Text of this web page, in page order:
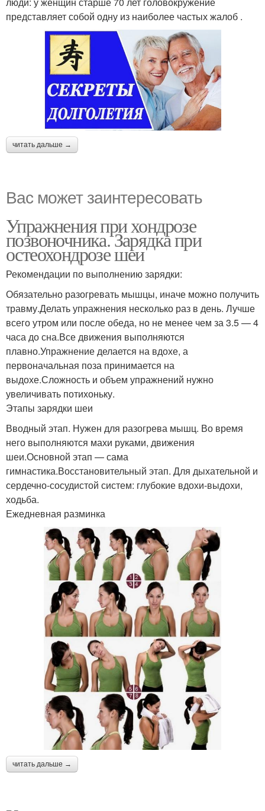
представляет собой одну из наиболее частых жалоб .
читать дальше →
Вас может заинтересовать
Упражнения при хондрозе
позвоночника. Зарядка при
остеохондрозе шеи
Рекомендации по выполнению зарядки:
Обязательно разогревать мышцы, иначе можно получить
травму.Делать упражнения несколько раз в день. Лучше
всего утром или после обеда, но не менее чем за 3.5 — 4
часа до сна.Все движения выполняются
плавно.Упражнение делается на вдохе, а
первоначальная поза принимается на
выдохе.Сложность и объем упражнений нужно
увеличивать потихоньку.
Этапы зарядки шеи
Вводный этап. Нужен для разогрева мышц. Во время
него выполняются махи руками, движения
шеи.Основной этап — сама
гимнастика.Восстановительный этап. Для дыхательной и
сердечно-сосудистой систем: глубокие вдохи-выдохи,
ходьба.
Ежедневная разминка
читать дальше →